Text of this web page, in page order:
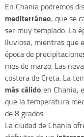
En Chania podremos
mediterráneo, que se
ser muy templado. La
lluviosa, mientras que
época de
mes de marzo. Las
costera de Creta. La
más cálido en Chania,
que la temperatura
de 8 grados.
La ciudad de Chania